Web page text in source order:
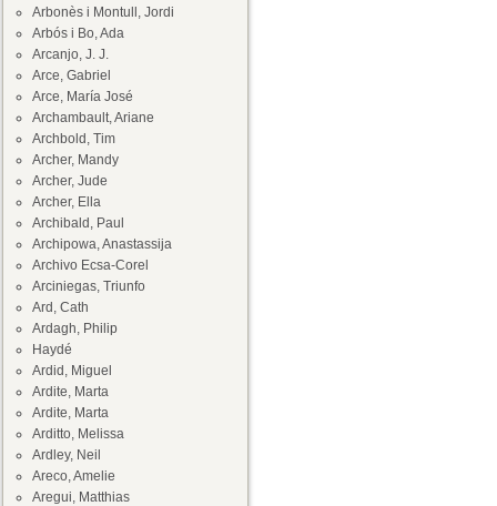
Arbonès i Montull, Jordi
Arbós i Bo, Ada
Arcanjo, J. J.
Arce, Gabriel
Arce, María José
Archambault, Ariane
Archbold, Tim
Archer, Mandy
Archer, Jude
Archer, Ella
Archibald, Paul
Archipowa, Anastassija
Archivo Ecsa-Corel
Arciniegas, Triunfo
Ard, Cath
Ardagh, Philip
Haydé
Ardid, Miguel
Ardite, Marta
Ardite, Marta
Arditto, Melissa
Ardley, Neil
Areco, Amelie
Aregui, Matthias